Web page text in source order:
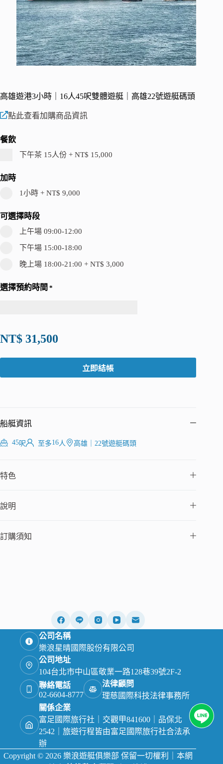
高雄遊港3小時｜16人45呎雙體遊艇｜高雄22號遊艇碼頭
點此查看加購商品資訊
餐飲
下午茶 15人份 + NT$ 15,000
加時
1小時 + NT$ 9,000
可選擇時段
上午場 09:00-12:00
下午場 15:00-18:00
晚上場 18:00-21:00 + NT$ 3,000
選擇預約時間 *
NT$ 31,500
立即結帳
船艇資訊
45呎 至多16人 高雄 22號遊艇碼頭
特色
說明
訂購須知
公司名稱
樂浪星晴國際股份有限公司
公司地址
104台北市中山區敬業一路128巷39號2F-2
聯絡電話
02-6604-8777
法律顧問
理慈國際科技法律事務所
關係企業
富足國際旅行社｜交觀甲841600｜品保北
2542｜旅遊行程皆由富足國際旅行社合法承
辦
Copyright © 2026 樂浪遊艇俱樂部 保留一切權利｜本網